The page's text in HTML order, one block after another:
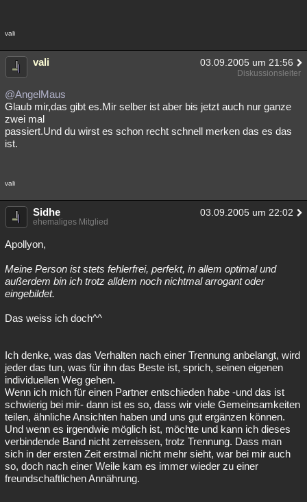
vali
vali 03.09.2005 um 21:56
Diskussionsleiter
@AngelMaus
Glaub mir,das gibt es.Mir selber ist aber bis jetzt auch nur ganze
zwei mal
passiert.Und du wirst es schon recht schnell merken das es das
ist.
vali
Sidhe 03.09.2005 um 22:02
ehemaliges Mitglied
Apollyon,
Meine Person ist stets fehlerfrei, perfekt, in allem optimal und
außerdem bin ich trotz alldem noch nichtmal arrogant oder
eingebildet.
Das weiss ich doch^^
Ich denke, was das Verhalten nach einer Trennung anbelangt, wird
jeder das tun, was für ihn das Beste ist, sprich, seinen eigenen
individuellen Weg gehen.
Wenn ich mich für einen Partner entschieden habe -und das ist
schwierig bei mir- dann ist es so, dass wir viele Gemeinsamkeiten
teilen, ähnliche Ansichten haben und uns gut ergänzen können.
Und wenn es irgendwie möglich ist, möchte und kann ich dieses
verbindende Band nicht zerreissen, trotz Trennung. Dass man
sich in der ersten Zeit erstmal nicht mehr sieht, war bei mir auch
so, doch nach einer Weile kam es immer wieder zu einer
freundschaftlichen Annährung.